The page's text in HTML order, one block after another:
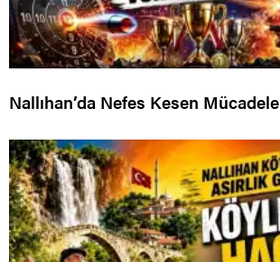
Nallıhan’da Nefes Kesen Mücadele